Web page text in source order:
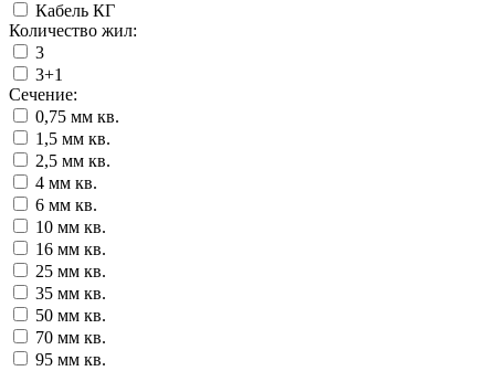
Кабель КГ
Количество жил:
3
3+1
Сечение:
0,75 мм кв.
1,5 мм кв.
2,5 мм кв.
4 мм кв.
6 мм кв.
10 мм кв.
16 мм кв.
25 мм кв.
35 мм кв.
50 мм кв.
70 мм кв.
95 мм кв.